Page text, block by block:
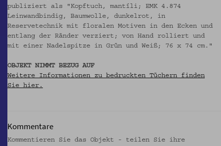
publiziert als "Kopftuch, mantíli; EMK 4.874
Leinwandbindig, Baumwolle, dunkelrot, in
Reservetechnik mit floralen Motiven in den Ecken und
entlang der Ränder verziert; von Hand rolliert und
mit einer Nadelspitze in Grün und Weiß; 76 x 74 cm."
OBJEKT NIMMT BEZUG AUF
Weitere Informationen zu bedruckten Tüchern finden
Sie hier.
Kommentare
Kommentieren Sie das Objekt - teilen Sie ihre